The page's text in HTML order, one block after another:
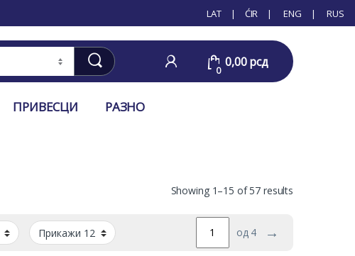
LAT ĆIR ENG RUS
0
0,00рсд
ПРИВЕСЦИ РАЗНО
Showing 1–15 of 57 results
од 4 →